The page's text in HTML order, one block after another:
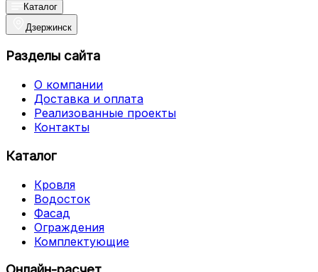
Каталог
Дзержинск
Разделы сайта
О компании
Доставка и оплата
Реализованные проекты
Контакты
Каталог
Кровля
Водосток
Фасад
Ограждения
Комплектующие